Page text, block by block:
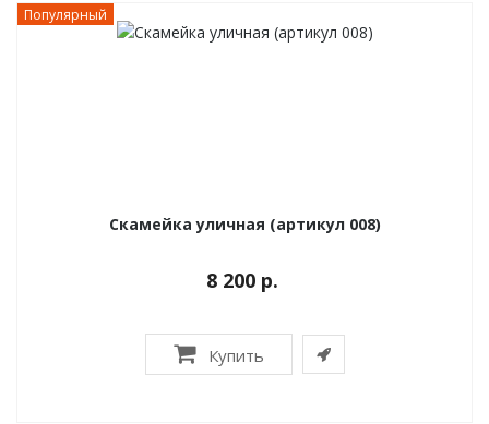
Популярный
Скамейка уличная (артикул 008)
8 200 р.
Купить